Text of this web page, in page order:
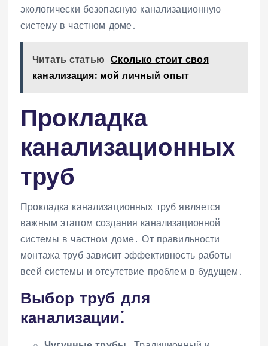
экологически безопасную канализационную
систему в частном доме․
Читать статью Сколько стоит своя
канализация: мой личный опыт
Прокладка
канализационных
труб
Прокладка канализационных труб является
важным этапом создания канализационной
системы в частном доме․ От правильности
монтажа труб зависит эффективность работы
всей системы и отсутствие проблем в будущем․
Выбор труб для
канализации⁚